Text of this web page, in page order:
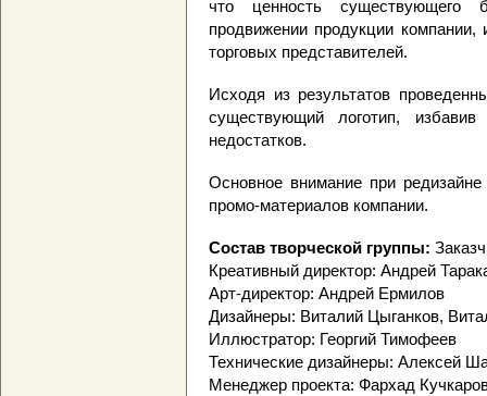
что ценность
продвижении продукции
торговых представителей.
Исходя из результатов
существующий логотип,
недостатков.
Основное внимание при
промо-материалов компании.
Состав творческой группы:
Креативный директор: Андрей
Арт-директор: Андрей Ермилов
Дизайнеры: Виталий Цыганков,
Иллюстратор: Георгий Тимофеев
Технические дизайнеры: Алексей
Менеджер проекта: Фархад